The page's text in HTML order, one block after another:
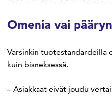
Omenia vai
Varsinkin tuotestandardeilla
kuin bisneksessä.
– Asiakkaat eivät joudu